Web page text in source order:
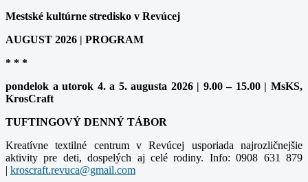
Mestské kultúrne stredisko v Revúcej
AUGUST 2026 | PROGRAM
* * *
pondelok a utorok 4. a 5. augusta 2026 | 9.00 – 15.00 | MsKS,
KrosCraft
TUFTINGOVÝ DENNÝ TÁBOR
Kreatívne textilné centrum v Revúcej usporiada najrozličnejšie
aktivity pre deti, dospelých aj celé rodiny. Info: 0908 631 879
|